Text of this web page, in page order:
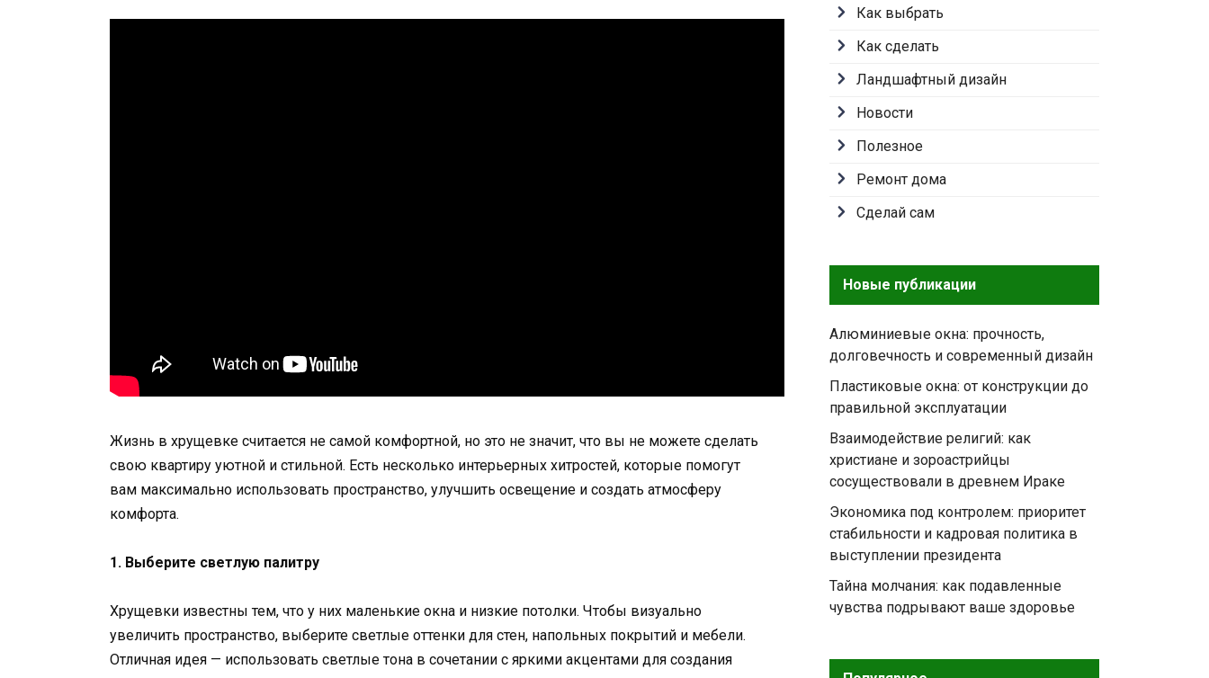
Жизнь в хрущевке считается не самой комфортной, но это не значит, что вы не можете сделать
свою квартиру уютной и стильной. Есть несколько интерьерных хитростей, которые помогут
вам максимально использовать пространство, улучшить освещение и создать атмосферу
комфорта.
1. Выберите светлую палитру
Хрущевки известны тем, что у них маленькие окна и низкие потолки. Чтобы визуально
увеличить пространство, выберите светлые оттенки для стен, напольных покрытий и мебели.
Отличная идея — использовать светлые тона в сочетании с яркими акцентами для создания
Как выбрать
Как сделать
Ландшафтный дизайн
Новости
Полезное
Ремонт дома
Сделай сам
Новые публикации
Алюминиевые окна: прочность,
долговечность и современный дизайн
Пластиковые окна: от конструкции до
правильной эксплуатации
Взаимодействие религий: как
христиане и зороастрийцы
сосуществовали в древнем Ираке
Экономика под контролем: приоритет
стабильности и кадровая политика в
выступлении президента
Тайна молчания: как подавленные
чувства подрывают ваше здоровье